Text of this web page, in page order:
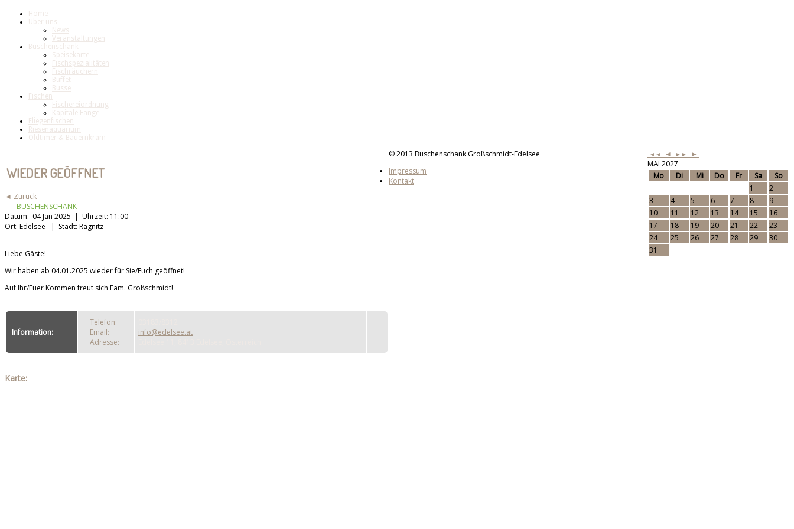
Home
Über uns
News
Veranstaltungen
Buschenschank
Speisekarte
Fischspezialitäten
Fischräuchern
Buffet
Busse
Fischen
Fischereiordnung
Kapitale Fänge
Fliegenfischen
Riesenaquarium
Oldtimer & Bauernkram
◄◄
◄ ►►
►
MAI 2027
Mo
Di Mi Do Fr Sa
So
1
2
3
4 5 6 7 8
9
10
11 12 13 14 15
16
17
18 19 20 21 22
23
24
25 26 27 28 29
30
31
WIEDER GEÖFFNET
◄ Zurück
BUSCHENSCHANK
Datum: 04 Jan 2025 | Uhrzeit: 11:00
Ort: Edelsee | Stadt: Ragnitz
Liebe Gäste!
Wir haben ab 04.01.2025 wieder für Sie/Euch geöffnet!
Auf Ihr/Euer Kommen freut sich Fam. Großschmidt!
Information:
Telefon:
Email:
Adresse:
info@edelsee.at
Karte:
© 2013 Buschenschank Großschmidt-Edelsee
Impressum
Kontakt